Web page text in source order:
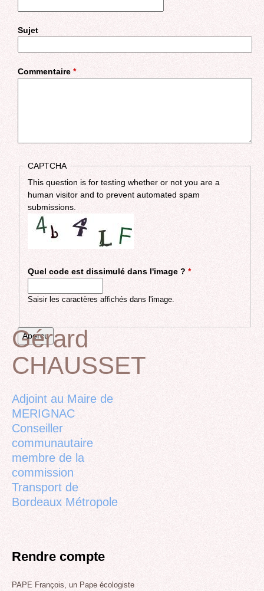
Sujet
Commentaire *
CAPTCHA
This question is for testing whether or not you are a
human visitor and to prevent automated spam
submissions.
Quel code est dissimulé dans l'image ? *
Saisir les caractères affichés dans l'image.
Back
to
Gérard
CHAUSSET
Adjoint au Maire de
MERIGNAC
Conseiller
communautaire
membre de la
commission
Transport de
Bordeaux Métropole
Rendre compte
PAPE François, un Pape écologiste